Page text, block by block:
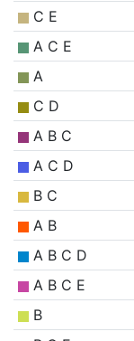
C E
A C E
A
C D
A B C
A C D
B C
A B
A B C D
A B C E
B